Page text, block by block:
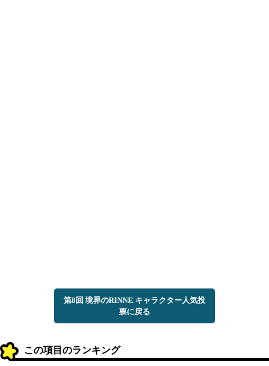
第8回 境界のRINNE キャラクター人気投
票に戻る
この項目のランキング